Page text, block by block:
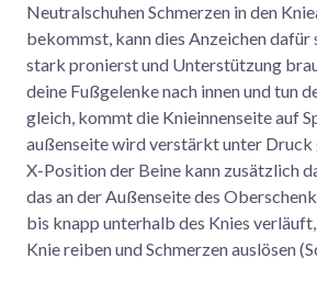
Neutralschuhen Schmerzen in den
bekommst, kann dies Anzeichen dafür
stark pronierst und Unterstützung
deine Fußgelenke nach innen und tun
gleich, kommt die Knieinnenseite auf
außenseite wird verstärkt unter Druck
X-Position der Beine kann zusätzlich
das an der Außenseite des
bis knapp unterhalb des Knies
Knie reiben und Schmerzen auslösen